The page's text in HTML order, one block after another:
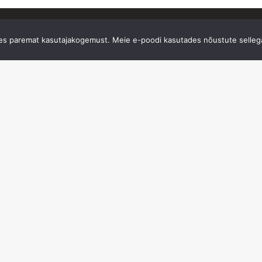
paremat kasutajakogemust. Meie e-poodi kasutades nõustute